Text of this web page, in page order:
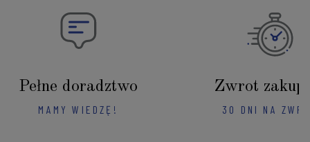
Pełne doradztwo
MAMY WIEDZĘ!
Zwrot
30 DNI NA